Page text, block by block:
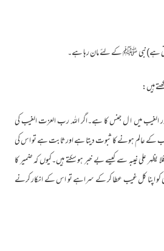
ذاتی ہے)نبی ﷺ کے لئے مان رہا ہے۔
ہیں:
الغیب میں ا ل جنس کا ہے۔اگر اللہ رب العزت الغیب کی
کے عالم ہونے کا ثبوت دیتا ہے اور ثابت ہے تو اس کی
علی غیبہ سے کیسے بے خبر ہو سکتے ہیں۔کیوں کہ ضمیر کا
اپنا کل غیب عطا کر کے سراہے تو اس کے انکار کرنے